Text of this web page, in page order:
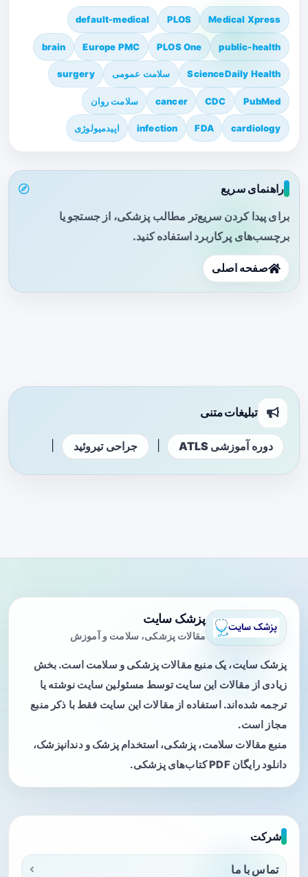
Medical Xpress
PLOS
default-medical
public-health
PLOS One
Europe PMC
brain
ScienceDaily Health سلامت عمومی surgery
PubMed
CDC
cancer سلامت روان
cardiology
FDA
infection اپیدمیولوژی
راهنمای سریع
برای پیدا کردن سریع‌تر مطالب پزشکی، از جستجو یا
برچسب‌های پرکاربرد استفاده کنید.
صفحه اصلی
تبلیغات متنی
دوره آموزشی ATLS جراحی تیروئید
پزشک سایت
مقالات پزشکی، سلامت و آموزش
پزشک سایت، یک منبع مقالات پزشکی و سلامت است. بخش
زیادی از مقالات این سایت توسط مسئولین سایت نوشته یا
ترجمه شده‌اند. استفاده از مقالات این سایت فقط با ذکر منبع
مجاز است.
منبع مقالات سلامت، پزشکی، استخدام پزشک و دندانپزشک،
دانلود رایگان PDF کتاب‌های پزشکی.
شرکت
تماس با ما